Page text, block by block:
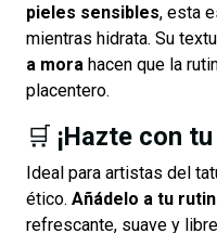
pieles sensibles, esta
mientras hidrata. Su
a mora hacen que la
placentero.
🛒 ¡Hazte con
Ideal para artistas del
ético. Añádelo a tu
refrescante, suave y